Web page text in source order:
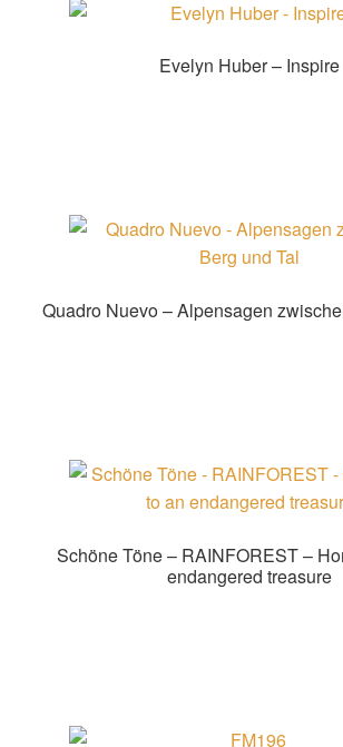
Evelyn Huber – Inspire
Quadro Nuevo – Alpensagen
Schöne Töne – RAINFOREST –
endangered treasure